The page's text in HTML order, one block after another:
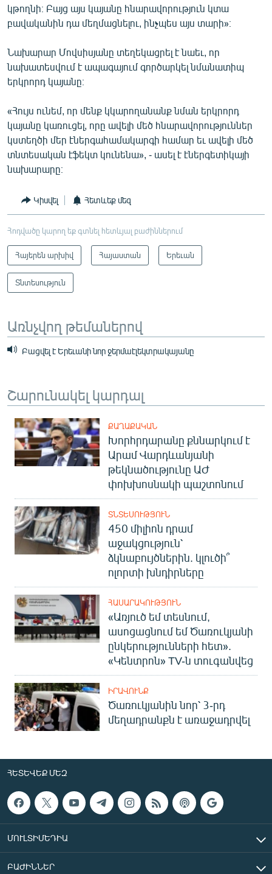
կթողնի։ Բայց այս կայանը հնարավորություն կտա
բավականին դա մեղմացնելու, ինչպես այս տարի»։
Նախարար Մովսիսյանը տեղեկացրել է նաեւ, որ
նախատեսվում է ապագայում գործարկել նմանատիպ
երկրորդ կայանը։
«Հույս ունեմ, որ մենք կկարողանանք նման երկրորդ
կայանը կառուցել, որը ավելի մեծ հնարավորություններ
կստեղծի մեր էներգահամակարգի համար եւ ավելի մեծ
տնտեսական էֆեկտ կունենա», - ասել է էներգետիկայի
նախարարը։
Կիսվել Հետևեք մեզ
Հոդվածը կարող եք գտնել հետևյալ բաժիններում
Հայերեն արխիվ Հայաստան Երեւան
Տնտեսություն
Առնչվող թեմաներով
Բացվել է Երեւանի նոր ջերմաէլեկտրակայանը
Շարունակել կարդալ
ՔԱՂԱՔԱԿԱՆ
Խորհրդարանը քննարկում է
Արամ Վարդևանյանի
թեկնածությունը ԱԺ
փոխխոսնակի պաշտոնում
ՏՆՏԵՍՈՒԹՅՈՒՆ
450 միլիոն դրամ
աջակցություն՝
ձկնաբույծներին. կլուծի՞
ոլորտի խնդիրները
ՀԱՍԱՐԱԿՈՒԹՅՈՒՆ
«Առյուծ եմ տեսնում,
ասոցացնում եմ Ծառուկյանի
ընկերությունների հետ».
«Կենտրոն» TV-ն տուգանվեց
ԻՐԱՎՈՒՆՔ
Ծառուկյանին նոր՝ 3-րդ
մեղադրանքն է առաջադրվել
ՀԵՏԵՎԵՔ ՄԵԶ
ՄՈՒԼՏԻՄԵԴԻԱ
ԲԱԺԻՆՆԵՐ